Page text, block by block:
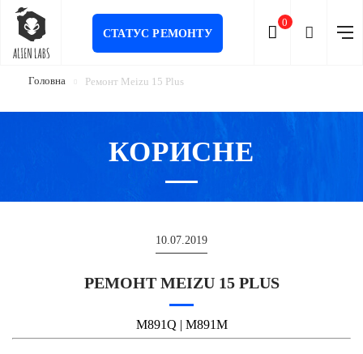
Головна Ремонт Meizu 15 Plus
КОРИСНЕ
10.07.2019
РЕМОНТ MEIZU 15 PLUS
M891Q | M891M
СТАТУС РЕМОНТУ
0